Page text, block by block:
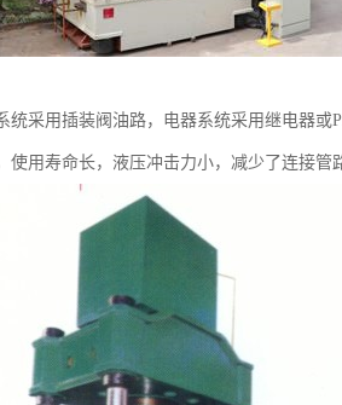
采用插装阀油路，电器系统采用继电器或
用寿命长，液压冲击力小，减少了连接管